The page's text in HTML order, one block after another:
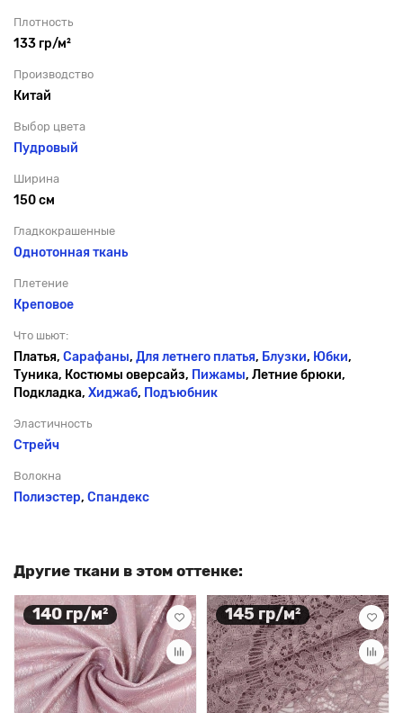
Плотность
133 гр/м²
Производство
Китай
Выбор цвета
Пудровый
Ширина
150 см
Гладкокрашенные
Однотонная ткань
Плетение
Креповое
Что шьют:
Платья, Сарафаны, Для летнего платья, Блузки, Юбки,
Туника, Костюмы оверсайз, Пижамы, Летние брюки,
Подкладка, Хиджаб, Подъюбник
Эластичность
Стрейч
Волокна
Полиэстер, Спандекс
Другие ткани в этом оттенке:
140 гр/м² 145 гр/м²